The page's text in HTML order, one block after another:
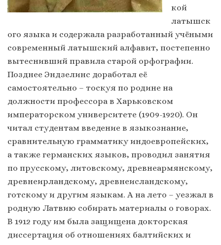
кой
латышск
ого языка и содержала разработанный учёными
современный латышский алфавит, постепенно
вытеснивший правила старой орфографии.
Позднее Эндзелинс доработал её
самостоятельно – тоскуя по родине на
должности профессора в Харьковском
императорском университете (1909-1920). Он
читал студентам введение в языкознание,
сравнительную грамматику индоевропейских,
а также германских языков, проводил занятия
по прусскому, литовскому, древнеармянскому,
древнеирландскому, древнеисландскому,
готскому и другим языкам. А на лето – уезжал в
родную Латвию собирать материалы о говорах.
В 1912 году им была защищена докторская
диссертация об отношениях балтийских и